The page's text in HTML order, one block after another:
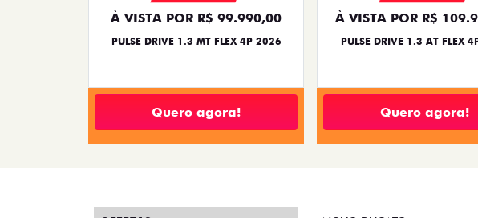
À VISTA POR R$ 99.990,00
PULSE DRIVE 1.3 MT FLEX 4P 2026
Quero agora!
À VISTA POR R$
PULSE DRIVE 1.3 AT FLEX
Quero agora!